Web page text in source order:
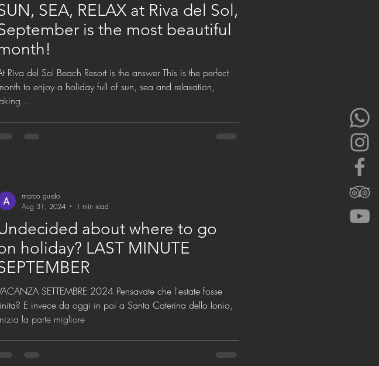
SEA, RELAX at Riva del Sol,
is the most beautiful
Riva del Sol Beach Resort is the answer This is the perfect
to enjoy a holiday full of sun, sea and relaxation,
about where to go
holiday? LAST MINUTE
SETTEMBRE 2024 Pensavate che l'estate fosse
E invece da oggi in poi a Santa Caterina dello Ionio,
la parte migliore
marco guido
Aug 31, 2024
1 min read